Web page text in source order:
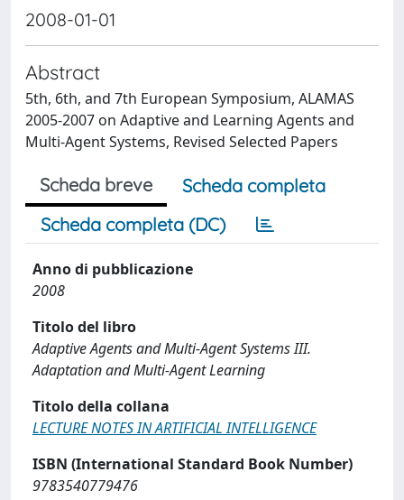
2008-01-01
Abstract
5th, 6th, and 7th European Symposium, ALAMAS
2005-2007 on Adaptive and Learning Agents and
Multi-Agent Systems, Revised Selected Papers
Scheda breve
Scheda completa
Scheda completa (DC)
Anno di pubblicazione
2008
Titolo del libro
Adaptive Agents and Multi-Agent Systems III.
Adaptation and Multi-Agent Learning
Titolo della collana
LECTURE NOTES IN ARTIFICIAL INTELLIGENCE
ISBN (International Standard Book Number)
9783540779476